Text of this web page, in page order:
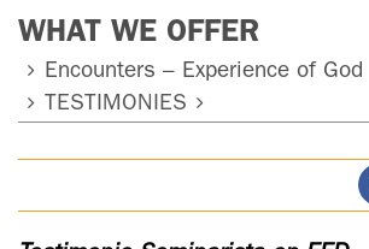
ADULTS
YOUNG ADULTS
FATHER
LARRAÑAGA
WHAT WE OFFER
Encounters – Experience of God
TESTIMONIES